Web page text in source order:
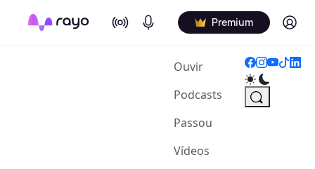
On Air Podcasts Premium Log in
Ouvir(current)
Podcasts
Passou
Vídeos